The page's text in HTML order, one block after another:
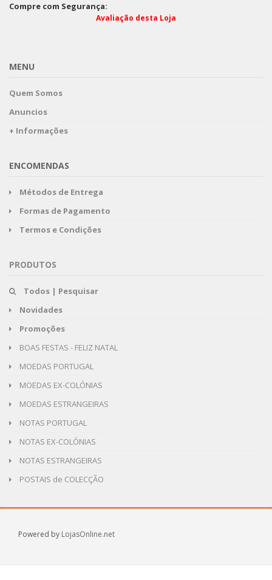
Compre com Segurança:
Avaliação desta Loja
MENU
Quem Somos
Anuncios
+ Informações
ENCOMENDAS
Métodos de Entrega
Formas de Pagamento
Termos e Condições
PRODUTOS
Todos | Pesquisar
Novidades
Promoções
BOAS FESTAS - FELIZ NATAL
MOEDAS PORTUGAL
MOEDAS EX-COLÓNIAS
MOEDAS ESTRANGEIRAS
NOTAS PORTUGAL
NOTAS EX-COLÓNIAS
NOTAS ESTRANGEIRAS
POSTAIS de COLECÇÃO
Powered by LojasOnline.net